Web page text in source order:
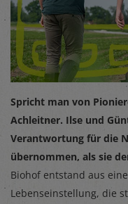
Spricht man von
Achleitner. Ilse und
Verantwortung für die
übernommen, als sie
Biohof entstand aus
Lebenseinstellung, die